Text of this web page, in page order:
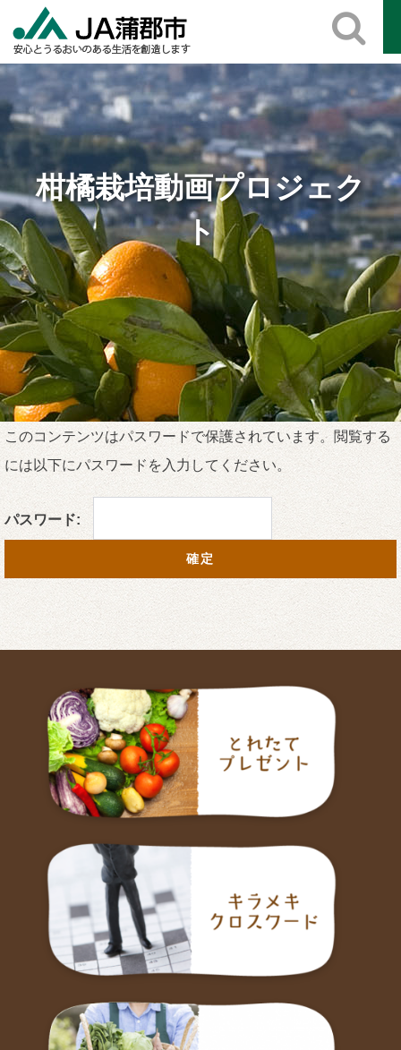
content
柑橘栽培動画プロジェク
ト
このコンテンツはパスワードで保護されています。閲覧する
には以下にパスワードを入力してください。
パスワード: